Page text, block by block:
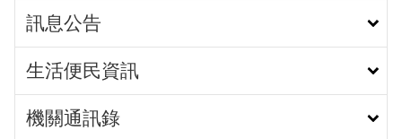
訊息公告
生活便民資訊
機關通訊錄